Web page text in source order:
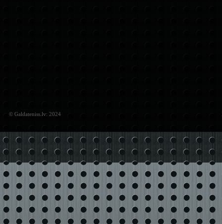
© Galdateniss.lv: 2024